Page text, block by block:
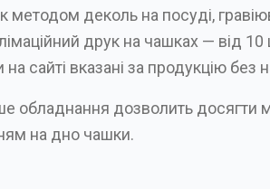
методом деколь на посуді,
друк на чашках — від 10
на сайті вказані за продукцію
обладнання дозволить досягти
на дно чашки.